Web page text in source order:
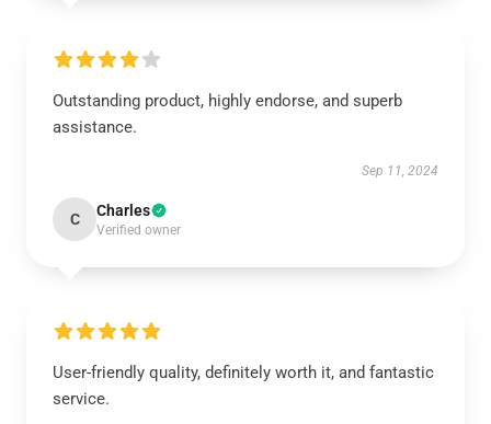
Outstanding product, highly endorse, and superb
assistance.
Sep 11, 2024
C Charles
Verified owner
User-friendly quality, definitely worth it, and fantastic
service.